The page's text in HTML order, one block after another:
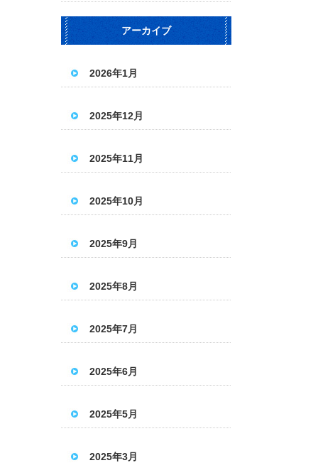
アーカイブ
2026年1月
2025年12月
2025年11月
2025年10月
2025年9月
2025年8月
2025年7月
2025年6月
2025年5月
2025年3月